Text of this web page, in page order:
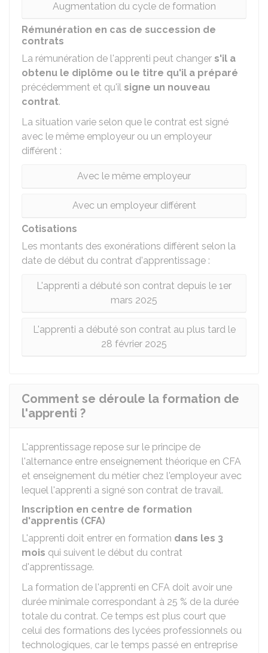
Augmentation du cycle de formation
Rémunération en cas de succession de
contrats
La rémunération de l'apprenti peut changer s'il a
obtenu le diplôme ou le titre qu'il a préparé
précédemment et qu'il signe un nouveau
contrat.
La situation varie selon que le contrat est signé
avec le même employeur ou un employeur
différent :
Avec le même employeur
Avec un employeur différent
Cotisations
Les montants des exonérations diffèrent selon la
date de début du contrat d'apprentissage :
L'apprenti a débuté son contrat depuis le 1er
mars 2025
L'apprenti a débuté son contrat au plus tard le
28 février 2025
Comment se déroule la formation de
l'apprenti ?
L'apprentissage repose sur le principe de
l'alternance entre enseignement théorique en CFA
et enseignement du métier chez l'employeur avec
lequel l'apprenti a signé son contrat de travail.
Inscription en centre de formation
d'apprentis (CFA)
L'apprenti doit entrer en formation dans les 3
mois qui suivent le début du contrat
d'apprentissage.
La formation de l'apprenti en CFA doit avoir une
durée minimale correspondant à 25 % de la durée
totale du contrat. Ce temps est plus court que
celui des formations des lycées professionnels ou
technologiques, car le temps passé en entreprise